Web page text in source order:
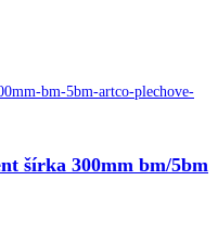
šírka 300mm bm/5bm